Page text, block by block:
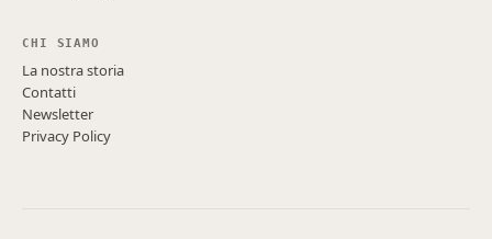
CHI SIAMO
La nostra storia
Contatti
Newsletter
Privacy Policy